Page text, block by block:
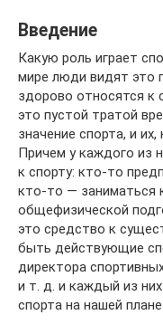
Введение
Какую роль играет
мире люди видят это
здорово относятся к
это пустой тратой
значение спорта, и
Причем у каждого из
к спорту: кто-то
кто-то — заниматься
общефизической
это средство к
быть действующие
директора
и т. д. и каждый из
спорта на нашей